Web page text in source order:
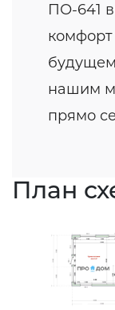
ПО-641
комфорт
нашим
прямо
План